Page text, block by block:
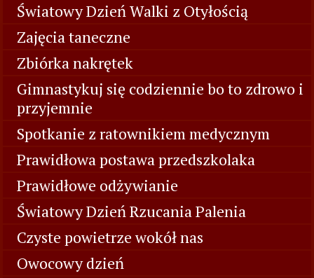
Światowy Dzień Walki z Otyłością
Zajęcia taneczne
Zbiórka nakrętek
Gimnastykuj się codziennie bo to zdrowo i
przyjemnie
Spotkanie z ratownikiem medycznym
Prawidłowa postawa przedszkolaka
Prawidłowe odżywianie
Światowy Dzień Rzucania Palenia
Czyste powietrze wokół nas
Owocowy dzień